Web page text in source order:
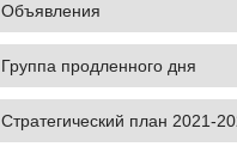
Объявления
Группа продленного дня
Стратегический план 2021-